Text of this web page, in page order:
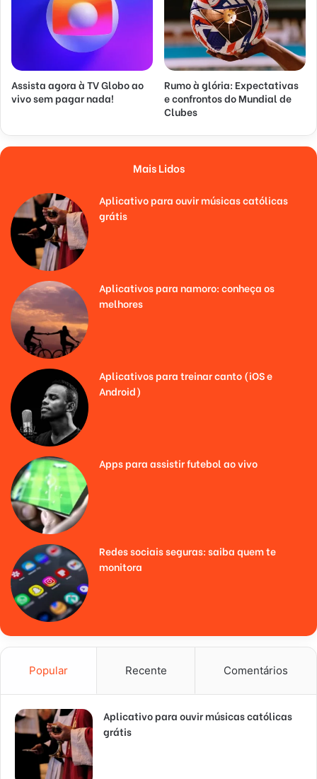
Assista agora à TV Globo ao
vivo sem pagar nada!
Rumo à glória: Expectativas
e confrontos do Mundial de
Clubes
Mais Lidos
Aplicativo para ouvir músicas católicas
grátis
Aplicativos para namoro: conheça os
melhores
Aplicativos para treinar canto (iOS e
Android)
Apps para assistir futebol ao vivo
Redes sociais seguras: saiba quem te
monitora
Popular Recente Comentários
Aplicativo para ouvir músicas católicas
grátis